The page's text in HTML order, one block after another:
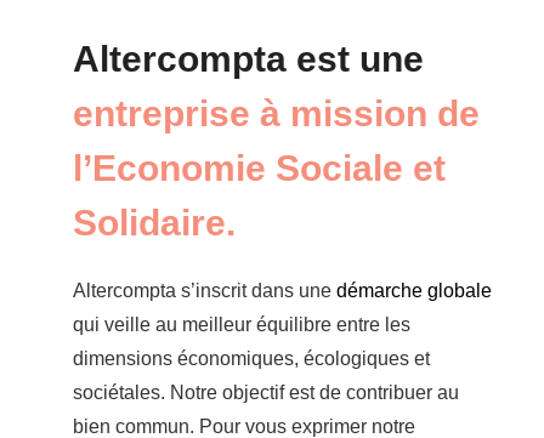
Altercompta est une
entreprise à mission de
l’Economie Sociale et
Solidaire.
Altercompta s’inscrit dans une démarche globale
qui veille au meilleur équilibre entre les
dimensions économiques, écologiques et
sociétales. Notre objectif est de contribuer au
bien commun. Pour vous exprimer notre